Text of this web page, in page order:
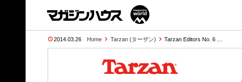
2014.03.26 Home Tarzan (ターザン) Tarzan Editors No. 6 …